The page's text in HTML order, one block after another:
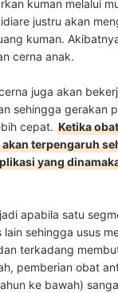
kuman melalui
justru akan
kuman.
cerna anak.
juga akan
sehingga gerakan
cepat. Ketika
terpengaruh
yang
apabila satu
lain sehingga usus
terkadang
pemberian obat
ke bawah)